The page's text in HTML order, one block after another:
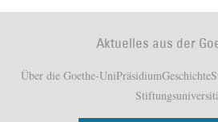
Aktuelles aus der
Über die Goethe-UniPräsidiumGeschichte